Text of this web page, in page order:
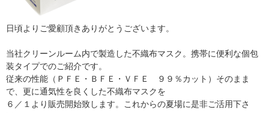
日頃よりご愛顧頂きありがとうございます。
当社クリーンルーム内で製造した不織布マスク。携帯に便利な個包
装タイプでのご紹介です。
従来の性能（ＰＦＥ・ＢＦＥ・ＶＦＥ ９９％カット）そのまま
で、更に通気性を良くした不織布マスクを
６／１より販売開始致します。これからの夏場に是非ご活用下さ